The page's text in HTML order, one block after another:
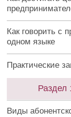
Виды абонентского
Разовые и
Ценообразование
Калькулятора
Линейка услуг и прайс
Партнерские
Практические занятия